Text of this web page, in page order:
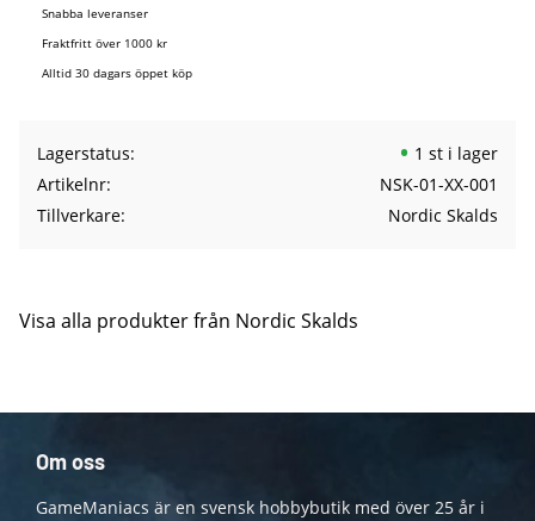
Snabba leveranser
Fraktfritt över 1000 kr
Alltid 30 dagars öppet köp
Lagerstatus
1 st i lager
Artikelnr
NSK-01-XX-001
Tillverkare
Nordic Skalds
Visa alla produkter från Nordic Skalds
Om oss
GameManiacs är en svensk hobbybutik med över 25 år i